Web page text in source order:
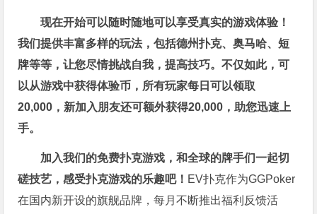
现在开始可以随时随地可以享受真实的游戏体验！
我们提供丰富多样的玩法，包括德州扑克、奥马哈、短
牌等等，让您尽情挑战自我，提高技巧。不仅如此，可
以从游戏中获得体验币，所有玩家每日可以领取
20,000，新加入朋友还可额外获得20,000，助您迅速上
手。
加入我们的免费扑克游戏，和全球的牌手们一起切
磋技艺，感受扑克游戏的乐趣吧！ EV扑克作为GGPoker
在国内新开设的旗舰品牌，每月不断推出福利反馈活